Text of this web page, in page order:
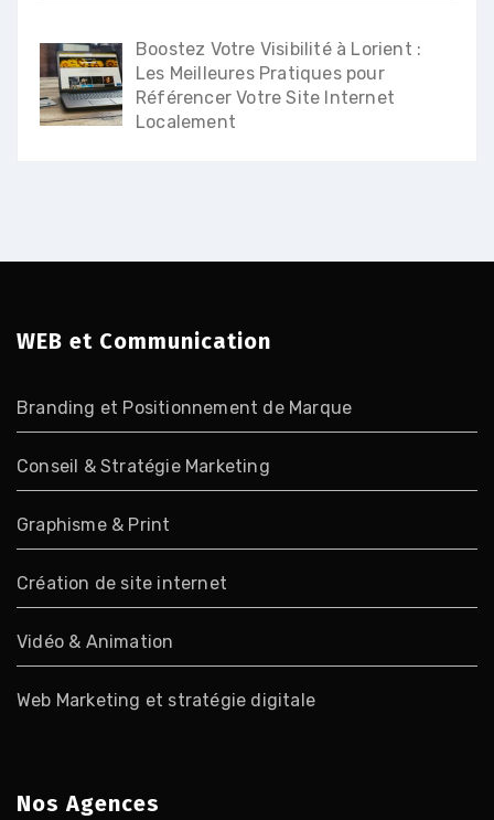
Boostez Votre Visibilité à Lorient :
Les Meilleures Pratiques pour
Référencer Votre Site Internet
Localement
WEB et Communication
Branding et Positionnement de Marque
Conseil & Stratégie Marketing
Graphisme & Print
Création de site internet
Vidéo & Animation
Web Marketing et stratégie digitale
Nos Agences